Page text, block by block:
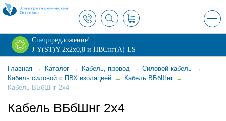
×
Спецпредложение!
J-Y(ST)Y 2х2х0,8 и ПВСнг(А)-LS
Главная → Каталог → Кабель, провод → Силовой кабель →
Кабель силовой с ПВХ изоляцией → Кабель ВБбШнг →
Кабель ВБбШнг 2x4
Кабель ВБбШнг 2x4